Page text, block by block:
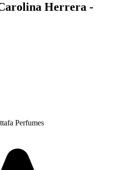
Herrera -